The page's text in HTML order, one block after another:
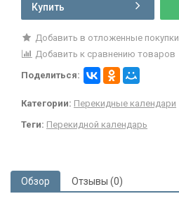
Купить
Добавить в отложенные покупки
Добавить к сравнению товаров
Поделиться:
Категории: Перекидные календари
Теги: Перекидной календарь
Обзор Отзывы (0)